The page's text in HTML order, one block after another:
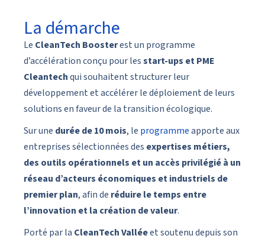
La démarche
Le CleanTech Boosterest un programme
d’accélération conçu pour lesstart-ups et PME
Cleantechqui souhaitent structurer leur
développement et accélérer le déploiement de leurs
solutions en faveur de la transition écologique.
Sur une durée de 10 mois, le programmeapporte aux
entreprises sélectionnées des expertises métiers,
des outils opérationnels et un accès privilégié à un
réseau d’acteurs économiques et industriels de
premier plan, afin de réduire le temps entre
l’innovation et la création de valeur.
Porté par la CleanTech Valléeet soutenu depuis son